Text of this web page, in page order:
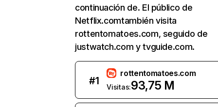
continuación de. El público de
Netflix.comtambién visita
rottentomatoes.com, seguido de
justwatch.com y tvguide.com.
#1
rottentomatoes.com
Visitas:93,75 M